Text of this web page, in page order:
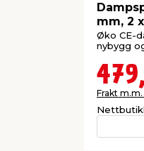
mm, 2
Øko CE-
nybygg
Frakt